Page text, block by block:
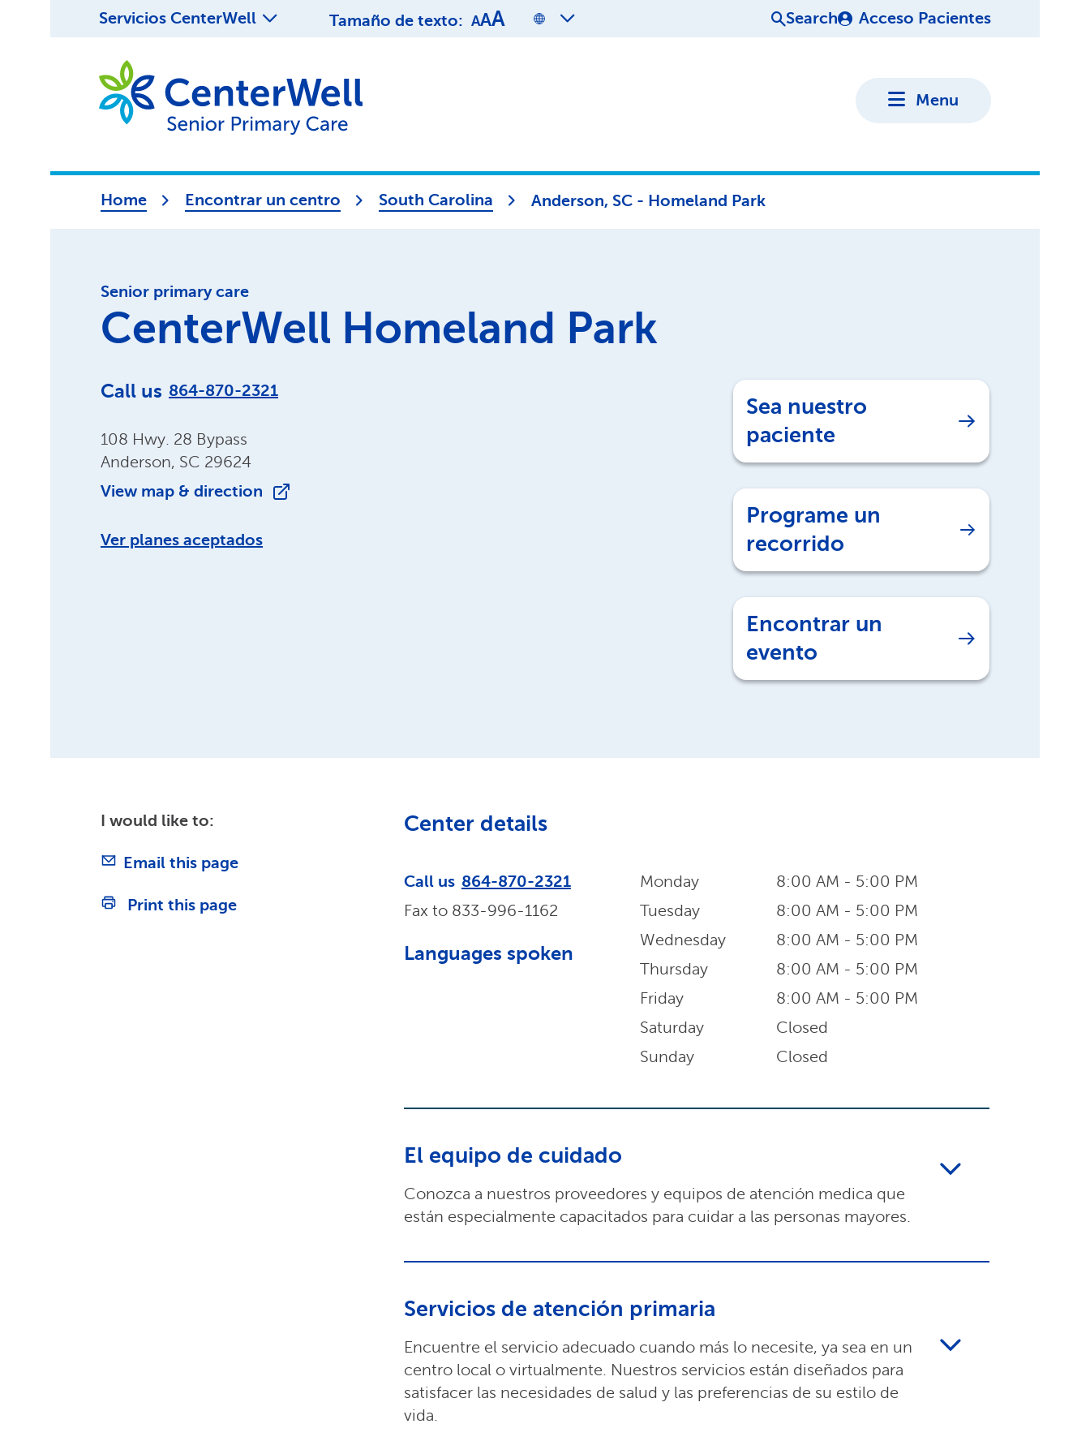
Servicios CenterWell Tamaño de texto: AAA Search Acceso Pacientes
Menu
Home Encontrar un centro South Carolina Anderson, SC - Homeland Park
Senior primary care
CenterWell Homeland Park
Call us 864-870-2321
108 Hwy. 28 Bypass
Anderson, SC 29624
View map & direction
Ver planes aceptados
Sea nuestro
paciente
Programe un
recorrido
Encontrar un
evento
I would like to:
Email this page
Print this page
Center details
Call us 864-870-2321
Fax to 833-996-1162
Languages spoken
Monday
Tuesday
Wednesday
Thursday
Friday
Saturday
Sunday
8:00 AM - 5:00 PM
8:00 AM - 5:00 PM
8:00 AM - 5:00 PM
8:00 AM - 5:00 PM
8:00 AM - 5:00 PM
Closed
Closed
El equipo de cuidado
Conozca a nuestros proveedores y equipos de atención medica que
están especialmente capacitados para cuidar a las personas mayores.
Servicios de atención primaria
Encuentre el servicio adecuado cuando más lo necesite, ya sea en un
centro local o virtualmente. Nuestros servicios están diseñados para
satisfacer las necesidades de salud y las preferencias de su estilo de
vida.